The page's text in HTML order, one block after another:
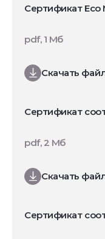
Сертификат Eco
Скачать
pdf, 1 Мб
Сертификат
Скачать
pdf, 2 Мб
Сертификат